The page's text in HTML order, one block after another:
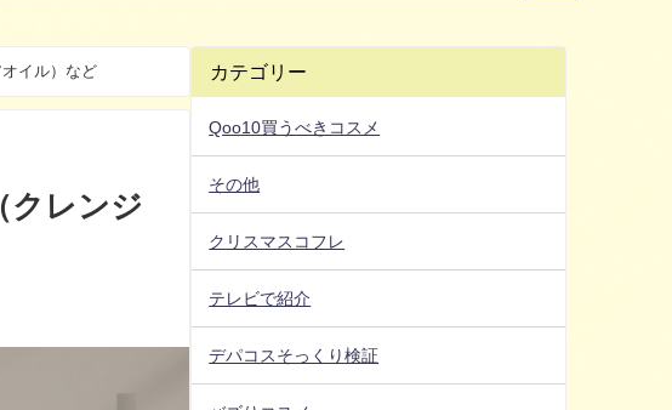
イル）など
クレンジ
カテゴリー
Qoo10買うべきコスメ
その他
クリスマスコフレ
テレビで紹介
デパコスそっくり検証